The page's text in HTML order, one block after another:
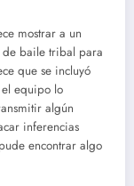
mostrar a un
de baile tribal para
que se incluyó
equipo lo
algún
inferencias
encontrar algo